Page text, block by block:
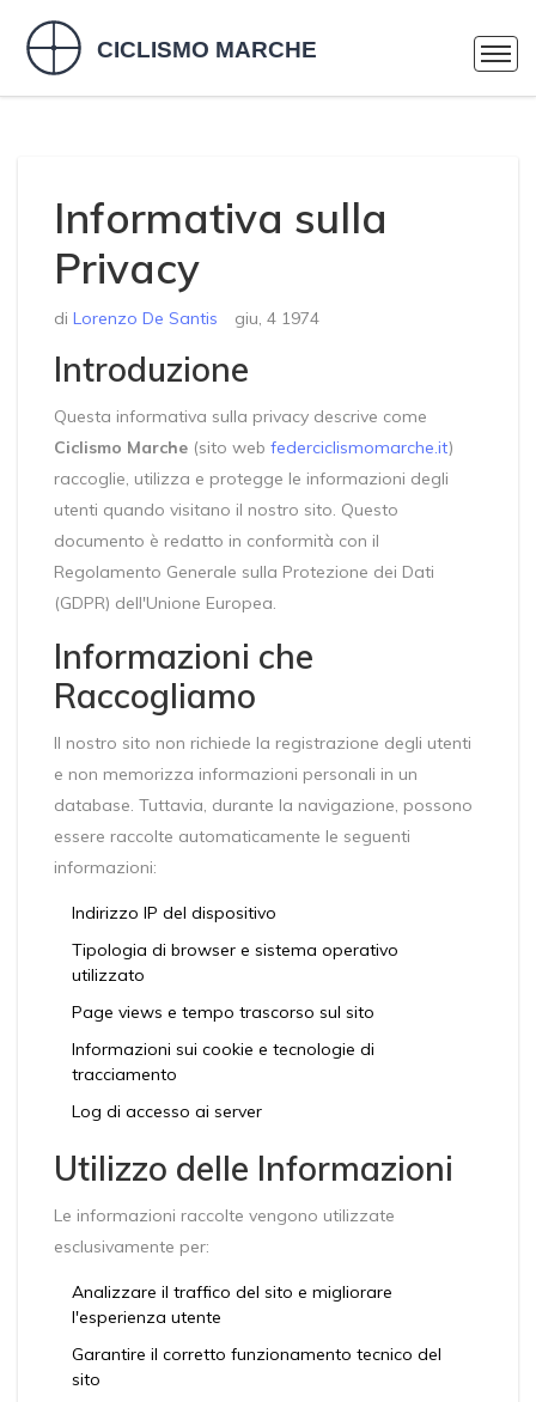
Informativa sulla
Privacy
di Lorenzo De Santis giu, 4 1974
Introduzione
Questa informativa sulla privacy descrive come
Ciclismo Marche (sito web federciclismomarche.it)
raccoglie, utilizza e protegge le informazioni degli
utenti quando visitano il nostro sito. Questo
documento è redatto in conformità con il
Regolamento Generale sulla Protezione dei Dati
(GDPR) dell'Unione Europea.
Informazioni che
Raccogliamo
Il nostro sito non richiede la registrazione degli utenti
e non memorizza informazioni personali in un
database. Tuttavia, durante la navigazione, possono
essere raccolte automaticamente le seguenti
informazioni:
Indirizzo IP del dispositivo
Tipologia di browser e sistema operativo
utilizzato
Page views e tempo trascorso sul sito
Informazioni sui cookie e tecnologie di
tracciamento
Log di accesso ai server
Utilizzo delle Informazioni
Le informazioni raccolte vengono utilizzate
esclusivamente per:
Analizzare il traffico del sito e migliorare
l'esperienza utente
Garantire il corretto funzionamento tecnico del
sito